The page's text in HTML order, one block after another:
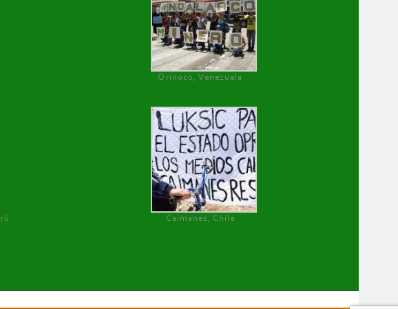
Orinoco, Venezuela
Caimanes, Chile